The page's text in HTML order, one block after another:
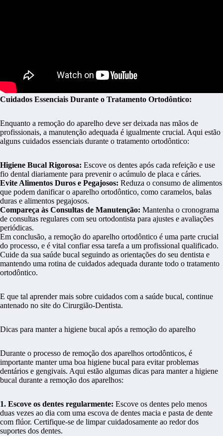
Cuidados Essenciais Durante o Tratamento Ortodôntico:
Enquanto a remoção do aparelho deve ser deixada nas mãos de
profissionais, a manutenção adequada é igualmente crucial. Aqui estão
alguns cuidados essenciais durante o tratamento ortodôntico:
Higiene Bucal Rigorosa: Escove os dentes após cada refeição e use
fio dental diariamente para prevenir o acúmulo de placa e cáries.
Evite Alimentos Duros e Pegajosos: Reduza o consumo de alimentos
que podem danificar o aparelho ortodôntico, como caramelos, balas
duras e alimentos pegajosos.
Compareça às Consultas de Manutenção: Mantenha o cronograma
de consultas regulares com seu ortodontista para ajustes e avaliações
periódicas.
Em conclusão, a remoção do aparelho ortodôntico é uma parte crucial
do processo, e é vital confiar essa tarefa a um profissional qualificado.
Cuide da sua saúde bucal seguindo as orientações do seu dentista e
mantendo uma rotina de cuidados adequada durante todo o tratamento
ortodôntico.
E que tal aprender mais sobre cuidados com a saúde bucal, continue
antenado no site do Cirurgião-Dentista.
Dicas para manter a higiene bucal após a remoção do aparelho
Durante o processo de remoção dos aparelhos ortodônticos, é
importante manter uma boa higiene bucal para evitar problemas
dentários e gengivais. Aqui estão algumas dicas para manter a higiene
bucal durante a remoção dos aparelhos:
1. Escove os dentes regularmente: Escove os dentes pelo menos
duas vezes ao dia com uma escova de dentes macia e pasta de dente
com flúor. Certifique-se de limpar cuidadosamente ao redor dos
suportes dos dentes.